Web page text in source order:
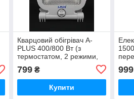
Кварцовий обігрівач A-
PLUS 400/800 Вт (з
термостатом, 2 режими,
799₴
Купити
999